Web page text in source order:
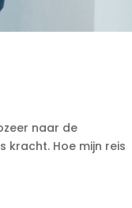
naar de
kracht. Hoe mijn reis